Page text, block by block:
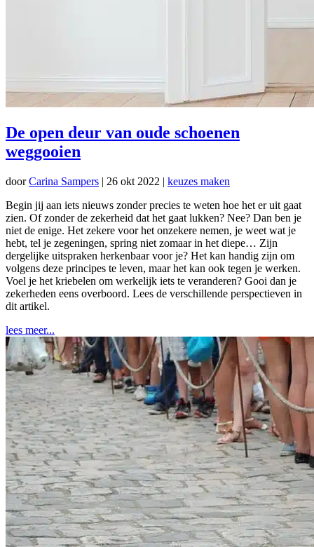
De open deur van oude schoenen
weggooien
doorCarina Sampers | 26 okt 2022 | keuzes maken
Begin jij aan iets nieuws zonder precies te weten hoe het er uit gaat
zien. Of zonder de zekerheid dat het gaat lukken? Nee? Dan ben je
niet de enige. Het zekere voor het onzekere nemen, je weet wat je
hebt, tel je zegeningen, spring niet zomaar in het diepe… Zijn
dergelijke uitspraken herkenbaar voor je? Het kan handig zijn om
volgens deze principes te leven, maar het kan ook tegen je werken.
Voel je het kriebelen om werkelijk iets te veranderen? Gooi dan je
zekerheden eens overboord. Lees de verschillende perspectieven in
dit artikel.
lees meer...